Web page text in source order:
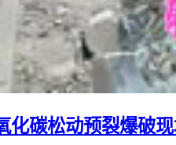
化碳松动预裂爆破